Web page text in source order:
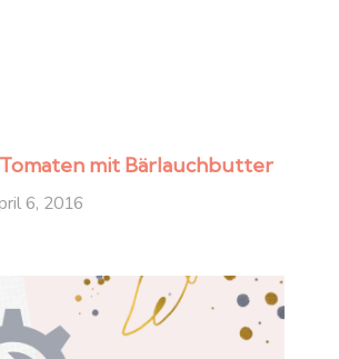
mit Bärlauchbutter
6, 2016